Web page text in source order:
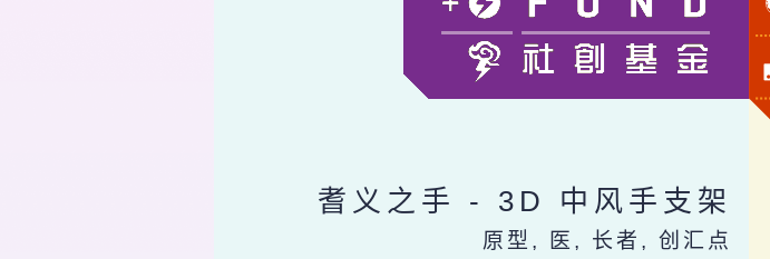
耆义之手 - 3D 中风手支架
原型, 医, 长者, 创汇点